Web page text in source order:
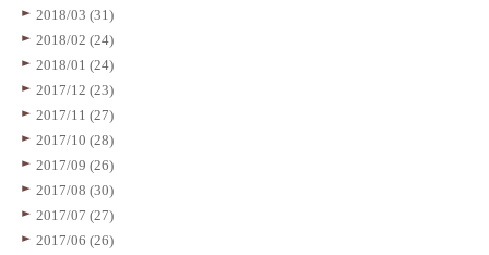
2018/03 (31)
2018/02 (24)
2018/01 (24)
2017/12 (23)
2017/11 (27)
2017/10 (28)
2017/09 (26)
2017/08 (30)
2017/07 (27)
2017/06 (26)